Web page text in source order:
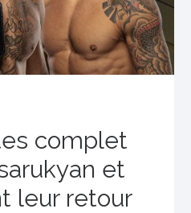
complet
et
leur retour